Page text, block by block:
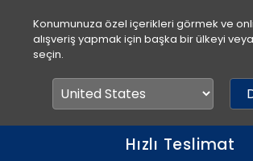
Konumunuza özel içerikleri görmek ve
alışveriş yapmak için başka bir ülkeyi
seçin.
Hızlı Teslimat